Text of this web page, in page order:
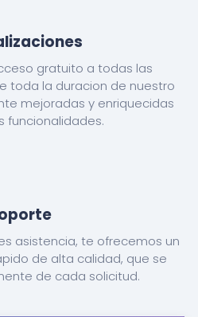
gratuito a todas las
toda la duracion de nuestro
mejoradas y enriquecidas
funcionalidades.
asistencia, te ofrecemos un
de alta calidad, que se
de cada solicitud.